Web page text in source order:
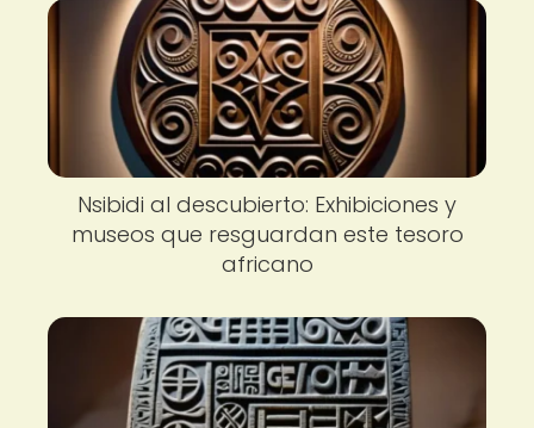
Nsibidi al descubierto: Exhibiciones y
museos que resguardan este tesoro
africano